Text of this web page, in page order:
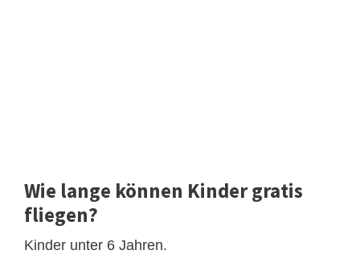
Wie lange können Kinder gratis
fliegen?
Kinder unter 6 Jahren.